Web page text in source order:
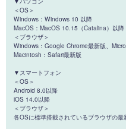
＜OS＞
Windows：Windows 10 以降
MacOS：MacOS 10.15（Catalina）以降
＜ブラウザ＞
Windows：Google Chrome最新版、
Macintosh：Safari最新版
▼スマートフォン
＜OS＞
Android 8.0以降
iOS 14.0以降
＜ブラウザ＞
各OSに標準搭載されているブラウザの最